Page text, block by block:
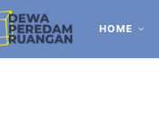
HOME